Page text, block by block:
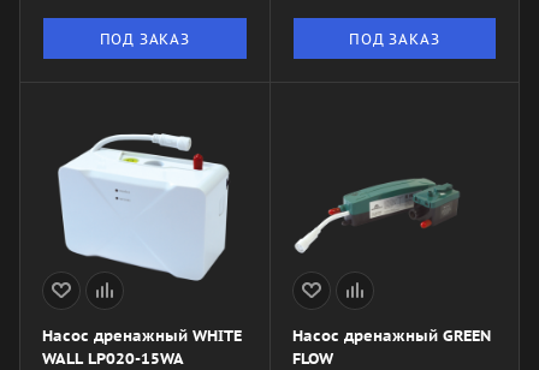
ПОД ЗАКАЗ ПОД ЗАКАЗ
Насос дренажный WHITE
WALL LP020-15WA
Насос дренажный GREEN
FLOW